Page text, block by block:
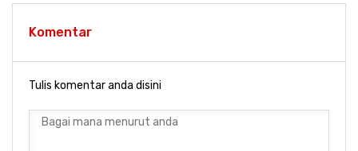
Komentar
Tulis komentar anda disini